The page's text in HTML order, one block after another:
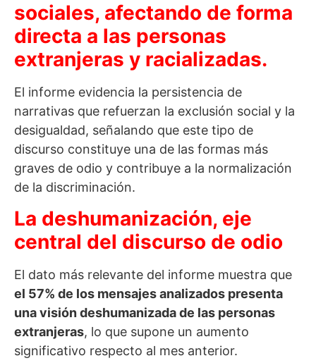
sociales, afectando de forma
directa a las personas
extranjeras y racializadas.
El informe evidencia la persistencia de
narrativas que refuerzan la exclusión social y la
desigualdad, señalando que este tipo de
discurso constituye una de las formas más
graves de odio y contribuye a la normalización
de la discriminación.
La deshumanización, eje
central del discurso de odio
El dato más relevante del informe muestra que
el 57% de los mensajes analizados presenta
una visión deshumanizada de las personas
extranjeras, lo que supone un aumento
significativo respecto al mes anterior.